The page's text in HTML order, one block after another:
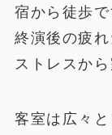
宿から徒歩
終演後の疲
ストレスか
客室は広々